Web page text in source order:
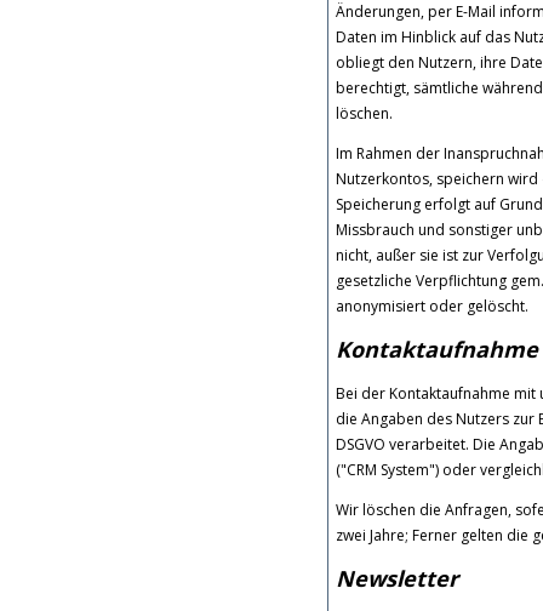
Änderungen, per E-Mail
Daten im Hinblick auf das
obliegt den Nutzern, ihre
berechtigt, sämtliche
löschen.
Im Rahmen der
Nutzerkontos, speichern
Speicherung erfolgt auf
Missbrauch und sonstiger
nicht, außer sie ist zur
gesetzliche Verpflichtung
anonymisiert oder gelöscht.
Kontaktaufnahme
Bei der Kontaktaufnahme mit
die Angaben des Nutzers zur
DSGVO verarbeitet. Die
("CRM System") oder
Wir löschen die Anfragen,
zwei Jahre; Ferner gelten die
Newsletter